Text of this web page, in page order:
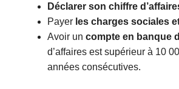
Déclarer son chiffre
Payer les charges sociales
Avoir un compte en banque
d’affaires est supérieur à 10
années consécutives.